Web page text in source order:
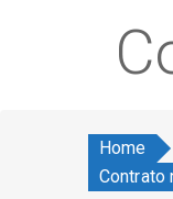
Home
Contrato